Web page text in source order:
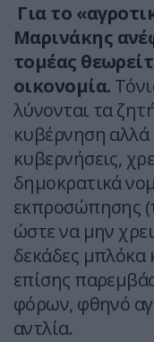
Για το
Μαρινάκης
τομέας
οικονομία.
λύνονται τα
κυβέρνηση αλλά
κυβερνήσεις,
δημοκρατικά
εκπροσώπησης
ώστε να μην
δεκάδες μπλόκα
επίσης
φόρων, φθηνό
αντλία.